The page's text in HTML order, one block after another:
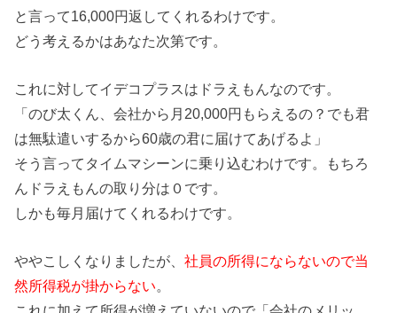
と言って16,000円返してくれるわけです。
どう考えるかはあなた次第です。
これに対してイデコプラスはドラえもんなのです。
「のび太くん、会社から月20,000円もらえるの？でも君
は無駄遣いするから60歳の君に届けてあげるよ」
そう言ってタイムマシーンに乗り込むわけです。もちろ
んドラえもんの取り分は０です。
しかも毎月届けてくれるわけです。
ややこしくなりましたが、社員の所得にならないので当
然所得税が掛からない。